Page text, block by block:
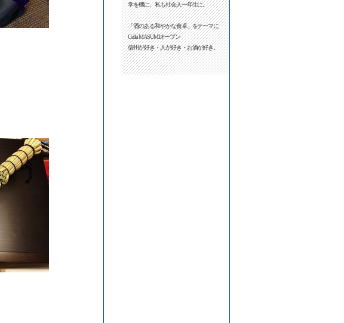
学を機に、私も社会人一年生に。
「酒のある和やかな食卓」をテーマに
Cella MASUMIオープン
信州が好き・人が好き・お酒が好き。